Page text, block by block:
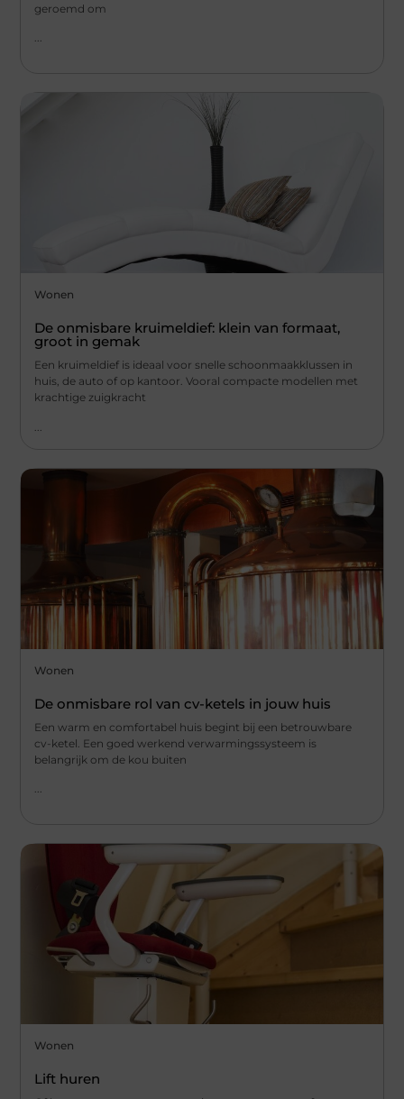
geroemd om
...
Wonen
De onmisbare kruimeldief: klein van formaat,
groot in gemak
Een kruimeldief is ideaal voor snelle schoonmaakklussen in
huis, de auto of op kantoor. Vooral compacte modellen met
krachtige zuigkracht
Wonen
De onmisbare rol van cv-ketels in jouw huis
Een warm en comfortabel huis begint bij een betrouwbare
cv-ketel. Een goed werkend verwarmingssysteem is
belangrijk om de kou buiten
Wonen
Lift huren